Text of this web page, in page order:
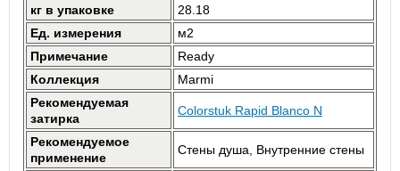
кг в упаковке
28.18
Ед. измерения
м2
Примечание
Ready
Коллекция
Marmi
Рекомендуемая
затирка
Colorstuk Rapid Blanco N
Рекомендуемое
применение
Стены душа, Внутренние стены